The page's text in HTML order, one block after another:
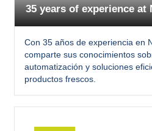
35 years of experience at
Con 35 años de experiencia en
comparte sus conocimientos
automatización y soluciones
productos frescos.